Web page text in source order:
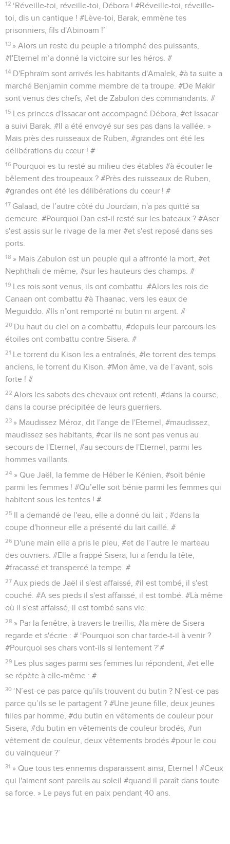
12 ‘Réveille-toi, réveille-toi, Débora ! #Réveille-toi, réveille-
toi, dis un cantique ! #Lève-toi, Barak, emmène tes
prisonniers, fils d'Abinoam !’
13 » Alors un reste du peuple a triomphé des puissants,
#l'Eternel m’a donné la victoire sur les héros. #
14 D'Ephraïm sont arrivés les habitants d'Amalek, #à ta suite a
marché Benjamin comme membre de ta troupe. #De Makir
sont venus des chefs, #et de Zabulon des commandants. #
15
Les princes d'Issacar ont accompagné Débora, #et Issacar
a suivi Barak. #Il a été envoyé sur ses pas dans la vallée. »
Mais près des ruisseaux de Ruben, #grandes ont été les
délibérations du cœur ! #
16 Pourquoi es-tu resté au milieu des étables #à écouter le
bêlement des troupeaux ? #Près des ruisseaux de Ruben,
#grandes ont été les délibérations du cœur ! #
17 Galaad, de l’autre côté du Jourdain, n'a pas quitté sa
demeure. #Pourquoi Dan est-il resté sur les bateaux ? #Aser
s'est assis sur le rivage de la mer #et s'est reposé dans ses
ports.
18 » Mais Zabulon est un peuple qui a affronté la mort, #et
Nephthali de même, #sur les hauteurs des champs. #
19
Les rois sont venus, ils ont combattu. #Alors les rois de
Canaan ont combattu #à Thaanac, vers les eaux de
Meguiddo. #Ils n’ont remporté ni butin ni argent. #
20 Du haut du ciel on a combattu, #depuis leur parcours les
étoiles ont combattu contre Sisera. #
21
Le torrent du Kison les a entraînés, #le torrent des temps
anciens, le torrent du Kison. #Mon âme, va de l’avant, sois
forte ! #
22 Alors les sabots des chevaux ont retenti, #dans la course,
dans la course précipitée de leurs guerriers.
23 » Maudissez Méroz, dit l'ange de l'Eternel, #maudissez,
maudissez ses habitants, #car ils ne sont pas venus au
secours de l'Eternel, #au secours de l'Eternel, parmi les
hommes vaillants.
24 » Que Jaël, la femme de Héber le Kénien, #soit bénie
parmi les femmes ! #Qu’elle soit bénie parmi les femmes qui
habitent sous les tentes ! #
25
Il a demandé de l'eau, elle a donné du lait ; #dans la
coupe d'honneur elle a présenté du lait caillé. #
26 D'une main elle a pris le pieu, #et de l’autre le marteau
des ouvriers. #Elle a frappé Sisera, lui a fendu la tête,
#fracassé et transpercé la tempe. #
27 Aux pieds de Jaël il s'est affaissé, #il est tombé, il s'est
couché. #A ses pieds il s'est affaissé, il est tombé. #Là même
où il s'est affaissé, il est tombé sans vie.
28 » Par la fenêtre, à travers le treillis, #la mère de Sisera
regarde et s'écrie : # ‘Pourquoi son char tarde-t-il à venir ?
#Pourquoi ses chars vont-ils si lentement ?’#
29
Les plus sages parmi ses femmes lui répondent, #et elle
se répète à elle-même : #
30 ‘N’est-ce pas parce qu’ils trouvent du butin ? N’est-ce pas
parce qu’ils se le partagent ? #Une jeune fille, deux jeunes
filles par homme, #du butin en vêtements de couleur pour
Sisera, #du butin en vêtements de couleur brodés, #un
vêtement de couleur, deux vêtements brodés #pour le cou
du vainqueur ?’
31 » Que tous tes ennemis disparaissent ainsi, Eternel ! #Ceux
qui l'aiment sont pareils au soleil #quand il paraît dans toute
sa force. » Le pays fut en paix pendant 40 ans.